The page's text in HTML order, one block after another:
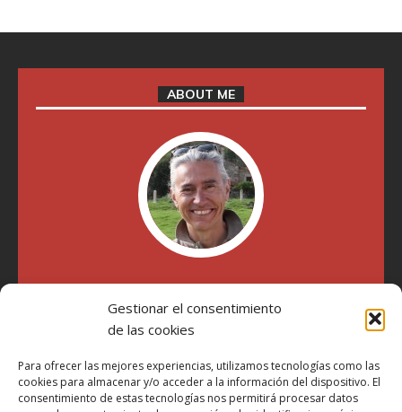
Gestionar el consentimiento
de las cookies
Para ofrecer las mejores experiencias, utilizamos tecnologías como las
cookies para almacenar y/o acceder a la información del dispositivo. El
consentimiento de estas tecnologías nos permitirá procesar datos
ABOUT ME
"Soy Manel Hospido, nací en Valencia en 1969 y desde el
año 2007 he escrito sobre motos en distintos medios.
Millatrece.com es una apuesta por escribir sobre lo que me
participa"